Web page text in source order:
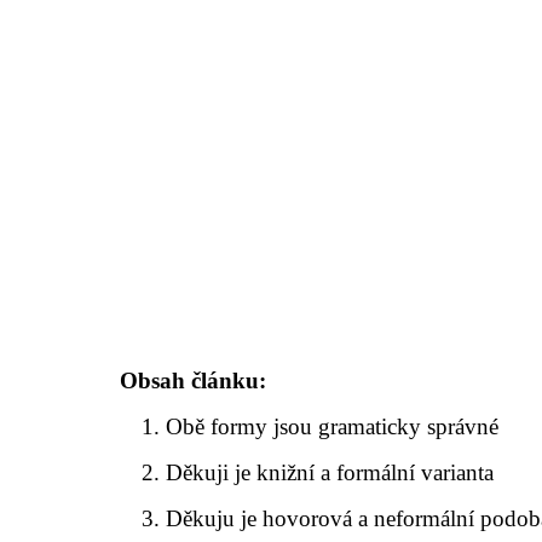
Obsah článku:
Obě formy jsou gramaticky správné
Děkuji je knižní a formální varianta
Děkuju je hovorová a neformální